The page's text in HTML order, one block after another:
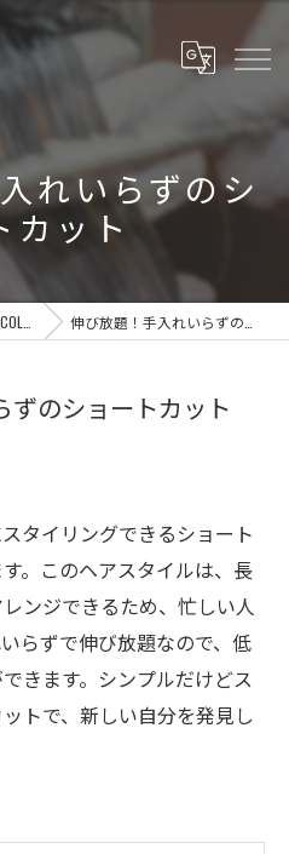
れいらずのシ
カット
COLUMN 伸び放題！手入れいらずのショートカット
のショートカット
タイリングできるショート
。このヘアスタイルは、長
ンジできるため、忙しい人
らずで伸び放題なので、低
きます。シンプルだけどス
トで、新しい自分を発見し